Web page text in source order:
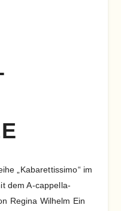
„Kabarettissimo“ im
dem A-cappella-
Regina Wilhelm Ein